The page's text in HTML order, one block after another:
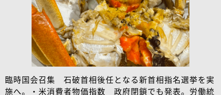
臨時国会召集 石破首相後任となる新首相指名選挙を実
施へ。・米消費者物価指数 政府閉鎖でも発表。労働統